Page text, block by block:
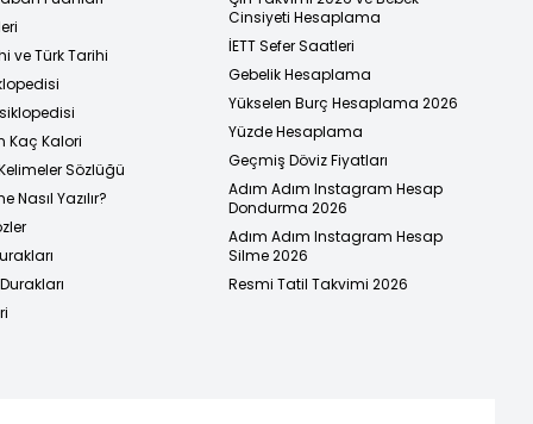
ve Türk Tarihi
Kaç Kalori
Sözlüğü
Nasıl Yazılır?
Cinsiyeti Hesaplama
İETT Sefer Saatleri
Gebelik Hesaplama
Yükselen Burç Hesaplama 2026
Yüzde Hesaplama
Geçmiş Döviz Fiyatları
Adım Adım Instagram Hesap
Dondurma 2026
Adım Adım Instagram Hesap
Silme 2026
Resmi Tatil Takvimi 2026